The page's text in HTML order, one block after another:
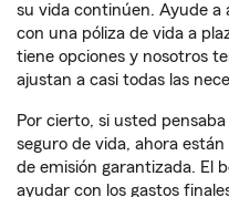
su vida continúen. Ayude
con una póliza de vida a
tiene opciones y nosotros
ajustan a casi todas las
Por cierto, si usted
seguro de vida, ahora
de emisión garantizada. El
ayudar con los gastos